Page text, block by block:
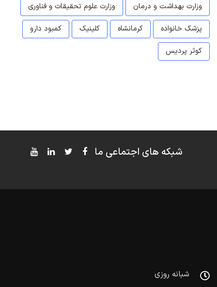
وزارت بهداشت و درمان
وزارت علوم تحقیقات و فناوری
پزشک خانواده
کرمانشاه کلینیک
کمبود دارو
کوثر پردیس
شبکه های اجتماعی ما
شبانه روزی